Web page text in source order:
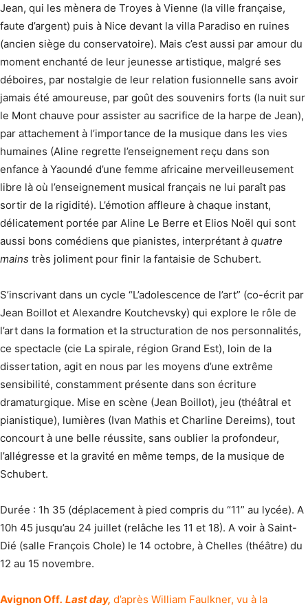
Jean, qui les mènera de Troyes à Vienne (la ville française,
faute d’argent) puis à Nice devant la villa Paradiso en ruines
(ancien siège du conservatoire). Mais c’est aussi par amour du
moment enchanté de leur jeunesse artistique, malgré ses
déboires, par nostalgie de leur relation fusionnelle sans avoir
jamais été amoureuse, par goût des souvenirs forts (la nuit sur
le Mont chauve pour assister au sacrifice de la harpe de Jean),
par attachement à l’importance de la musique dans les vies
humaines (Aline regrette l’enseignement reçu dans son
enfance à Yaoundé d’une femme africaine merveilleusement
libre là où l’enseignement musical français ne lui paraît pas
sortir de la rigidité). L’émotion affleure à chaque instant,
délicatement portée par Aline Le Berre et Elios Noël qui sont
aussi bons comédiens que pianistes, interprétant à quatre
mains très joliment pour finir la fantaisie de Schubert.
S’inscrivant dans un cycle “L’adolescence de l’art” (co-écrit par
Jean Boillot et Alexandre Koutchevsky) qui explore le rôle de
l’art dans la formation et la structuration de nos personnalités,
ce spectacle (cie La spirale, région Grand Est), loin de la
dissertation, agit en nous par les moyens d’une extrême
sensibilité, constamment présente dans son écriture
dramaturgique. Mise en scène (Jean Boillot), jeu (théâtral et
pianistique), lumières (Ivan Mathis et Charline Dereims), tout
concourt à une belle réussite, sans oublier la profondeur,
l’allégresse et la gravité en même temps, de la musique de
Schubert.
Durée : 1h 35 (déplacement à pied compris du “11” au lycée). A
10h 45 jusqu’au 24 juillet (relâche les 11 et 18). A voir à Saint-
Dié (salle François Chole) le 14 octobre, à Chelles (théâtre) du
12 au 15 novembre.
Avignon Off. Last day, d’après William Faulkner, vu à la